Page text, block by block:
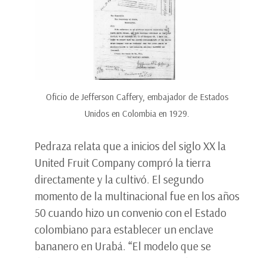
Oficio de Jefferson Caffery, embajador de Estados
Unidos en Colombia en 1929.
Pedraza relata que a inicios del siglo XX la
United Fruit Company compró la tierra
directamente y la cultivó. El segundo
momento de la multinacional fue en los años
50 cuando hizo un convenio con el Estado
colombiano para establecer un enclave
bananero en Urabá. “El modelo que se